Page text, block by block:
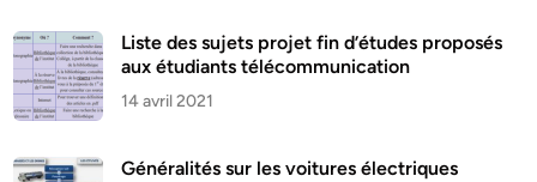
Liste des sujets projet fin d’études proposés
aux étudiants télécommunication
14 avril 2021
Généralités sur les voitures électriques